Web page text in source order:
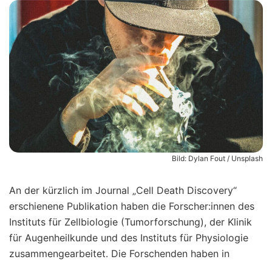
Bild: Dylan Fout / Unsplash
An der kürzlich im Journal „Cell Death Discovery“
erschienene Publikation haben die Forscher:innen des
Instituts für Zellbiologie (Tumorforschung), der Klinik
für Augenheilkunde und des Instituts für Physiologie
zusammengearbeitet. Die Forschenden haben in